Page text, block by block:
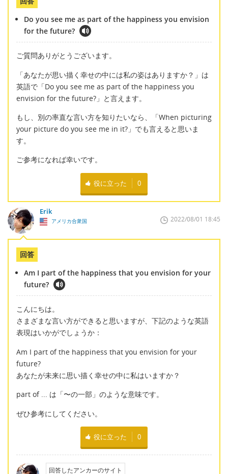
Do you see me as part of the happiness you envision
for the future?
ご質問ありがとうございます。
「あなたが思い描く幸せの中には私の姿はありますか？」は
英語で「Do you see me as part of the happiness you
envision for the future?」と言えます。
もし、別の率直な言い方を知りたいなら、「When picturing
your picture do you see me in it?」でも言えると思いま
す。
ご参考になれば幸いです。
役に立った 0
Erik
アメリカ合衆国 2022/08/01 18:45
回答
Am I part of the happiness that you envision for your
future?
こんにちは。
さまざまな言い方ができると思いますが、下記のような英語
表現はいかがでしょうか：
Am I part of the happiness that you envision for your
future?
あなたが未来に思い描く幸せの中に私はいますか？
part of ... は「〜の一部」のような意味です。
ぜひ参考にしてください。
役に立った 0
回答したアンカーのサイト